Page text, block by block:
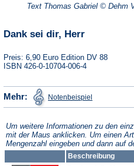
Text Thomas Gabriel © Dehm
Dank sei dir, Herr
Preis: 6,90 Euro Edition DV 88
ISBN 426-0-10704-006-4
Mehr: Notenbeispiel in
einem
Tab)
Um weitere Informationen zu den
mit der Maus anklicken. Um einen
Mengenzahl eingeben und dann auf
Beschreibung